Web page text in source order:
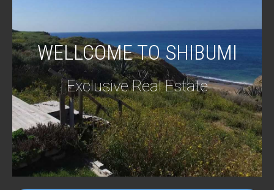
WELLCOME TO SHIBUMI
Exclusive Real Estate